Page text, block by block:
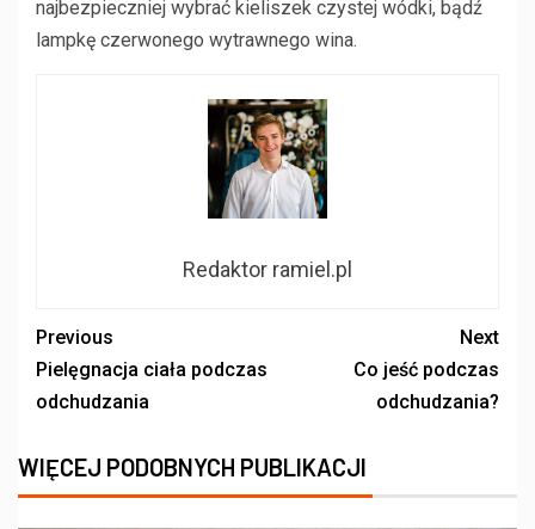
najbezpieczniej wybrać kieliszek czystej wódki, bądź
lampkę czerwonego wytrawnego wina.
Redaktor ramiel.pl
Previous
Pielęgnacja ciała podczas
odchudzania
Next
Co jeść podczas
odchudzania?
WIĘCEJ PODOBNYCH PUBLIKACJI